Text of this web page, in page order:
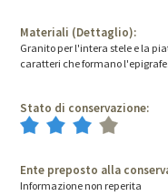
Materiali (Dettaglio):
Granito per l'intera stele e la
caratteri che formano
Stato di conservazione:
Ente preposto alla
Informazione non reperita